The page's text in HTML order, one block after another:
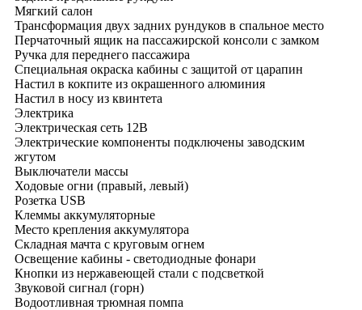
Мягкий салон
Трансформация двух задних рундуков в спальное место
Перчаточный ящик на пассажирской консоли с замком
Ручка для переднего пассажира
Специальная окраска кабины с защитой от царапин
Настил в кокпите из окрашенного алюминия
Настил в носу из квинтета
Электрика
Электрическая сеть 12В
Электрические компоненты подключены заводским
жгутом
Выключатели массы
Ходовые огни (правый, левый)
Розетка USB
Клеммы аккумуляторные
Место крепления аккумулятора
Складная мачта с круговым огнем
Освещение кабины - светодиодные фонари
Кнопки из нержавеющей стали с подсветкой
Звуковой сигнал (горн)
Водоотливная трюмная помпа